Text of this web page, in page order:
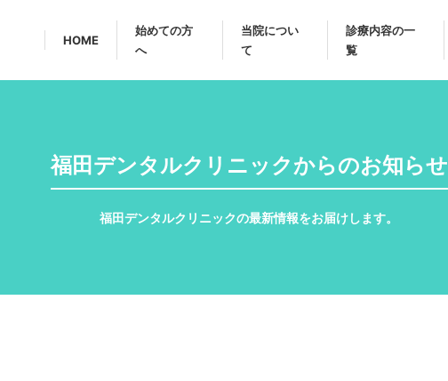
HOME
始めての方
へ
当院につい
て
診療内容の一
覧
美容歯科
メニュー
福田デンタルクリニックからのお知らせ
福田デンタルクリニックの最新情報をお届けします。